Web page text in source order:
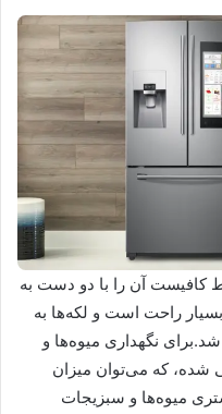
کافیست آن را با دو دست به
راحت است و لکه‌ها به
نگهداری میوه‌ها و
که می‌توان میزان
میوه‌ها و سبزیجات